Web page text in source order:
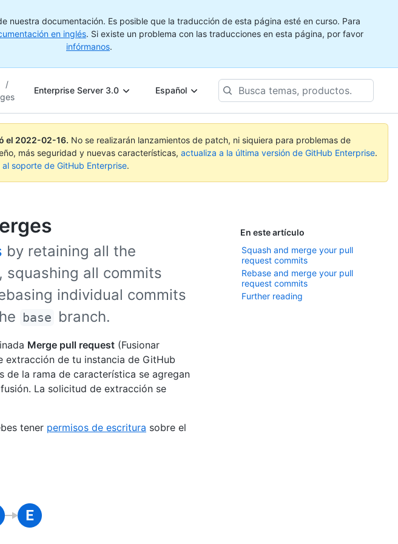
nuestra documentación. Es posible que la traducción de esta página esté en curso. Para
en inglés. Si existe un problema con las traducciones en esta página, por favor
infórmanos.
/
Enterprise Server 3.0 Español
Busca
temas,
el 2022-02-16. No se realizarán lanzamientos de patch, ni siquiera para problemas de
más seguridad y nuevas características, actualiza a la última versión de GitHub Enterprise.
soporte de GitHub Enterprise.
En este artículo
Squash and merge your pull
request commits
Rebase and merge your pull
request commits
Further reading
by retaining all the
squashing all commits
individual commits
base branch.
Merge pull request (Fusionar
de tu instancia de GitHub
de la rama de característica se agregan
La solicitud de extracción se
tener permisos de escritura sobre el